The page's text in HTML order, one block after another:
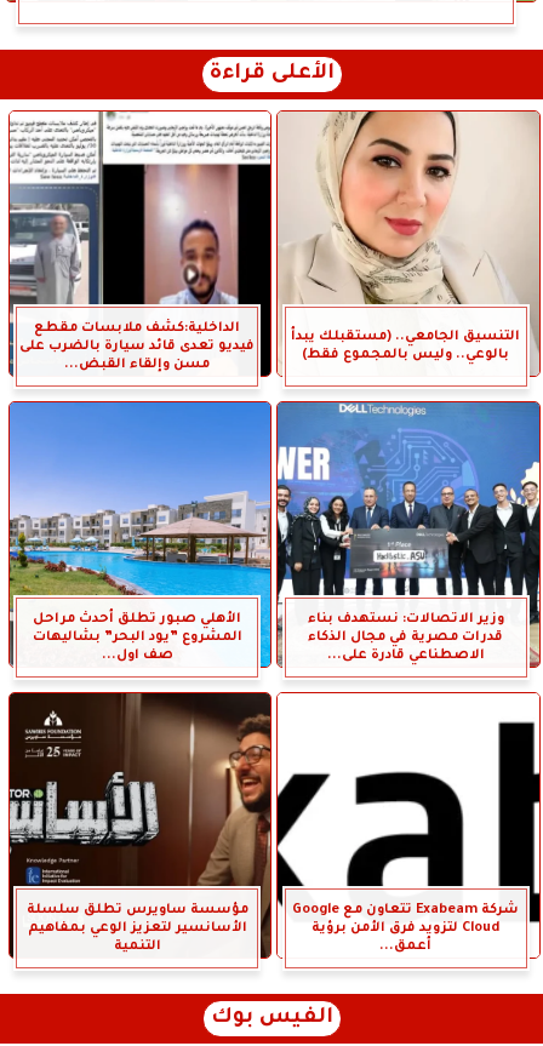
الأعلى قراءة
التنسيق الجامعي.. (مستقبلك يبدأ
بالوعي.. وليس بالمجموع فقط)
الداخلية:كشف ملابسات مقطع
فيديو تعدى قائد سيارة بالضرب على
مسن وإلقاء القبض...
وزير الاتصالات: نستهدف بناء
قدرات مصرية في مجال الذكاء
الاصطناعي قادرة على...
الأهلي صبور تطلق أحدث مراحل
المشروع ”يود البحر” بشاليهات
صف اول...
شركة Exabeam تتعاون مع Google
Cloud لتزويد فرق الأمن برؤية
أعمق...
مؤسسة ساويرس تطلق سلسلة
الأسانسير لتعزيز الوعي بمفاهيم
التنمية
الفيس بوك